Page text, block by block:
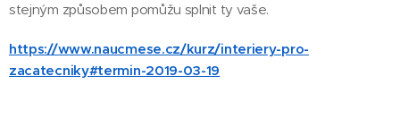
stejným způsobem pomůžu splnit ty vaše.
https://www.naucmese.cz/kurz/interiery-pro-
zacatecniky#termin-2019-03-19